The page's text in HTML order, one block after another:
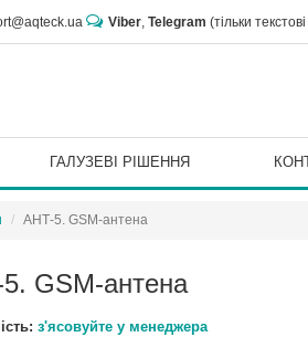
Viber, Telegram (тільки
ГАЛУЗЕВІ РІШЕННЯ
АНТ-5. GSM-антена
GSM-антена
з'ясовуйте у менеджера